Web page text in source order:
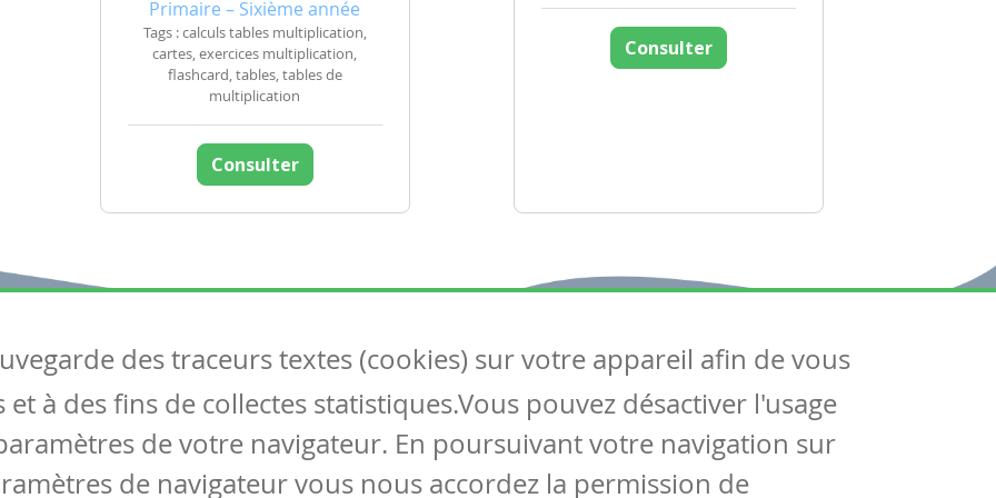
Primaire – Sixième année
Tags : calculs tables multiplication,
cartes, exercices multiplication,
flashcard, tables, tables de
multiplication
Consulter
Consulter
Articles
Tous les articles
Articles DYS
Suivez-nous
Contactez-nous
Soutien scolaire
des traceurs textes (cookies) sur votre appareil afin de vous
à des fins de collectes statistiques.Vous pouvez désactiver l'usage
de votre navigateur. En poursuivant votre navigation sur
de navigateur vous nous accordez la permission de